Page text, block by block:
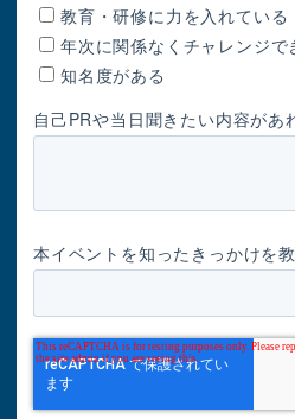
教育・研修に力を入れている
年次に関係なくチャレンジで
知名度がある
自己PRや当日聞きたい内容があ
本イベントを知ったきっかけを教